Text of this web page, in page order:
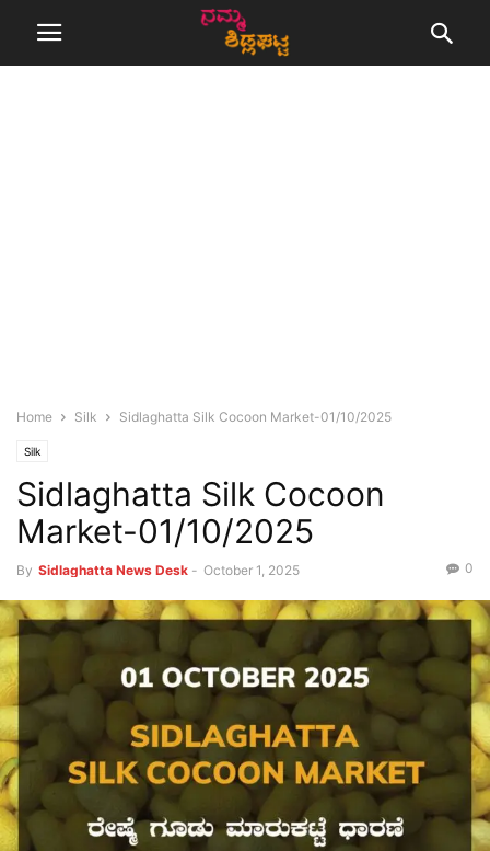
Home Silk Sidlaghatta Silk Cocoon Market-01/10/2025
Silk
Sidlaghatta Silk Cocoon
Market-01/10/2025
By Sidlaghatta News Desk - October 1, 2025 0